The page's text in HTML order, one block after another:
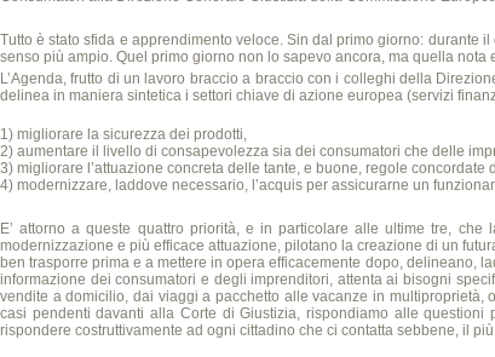
Tutto è stato sfida e apprendimento veloce. Sin dal primo giorno:
senso più ampio. Quel primo giorno non lo sapevo ancora, ma quella nota
L’Agenda, frutto di un lavoro braccio a braccio con i colleghi della
delinea in maniera sintetica i settori chiave di azione europea (servizi
1) migliorare la sicurezza dei prodotti,
2) aumentare il livello di consapevolezza sia dei consumatori che delle
3) migliorare l’attuazione concreta delle tante, e buone, regole concordate
4) modernizzare, laddove necessario, l’acquis per assicurarne un
E’ attorno a queste quattro priorità, e in particolare alle ultime tre,
modernizzazione e più efficace attuazione, pilotano la creazione di un
ben trasporre prima e a mettere in opera efficacemente dopo, delineano,
informazione dei consumatori e degli imprenditori, attenta ai bisogni
vendite a domicilio, dai viaggi a pacchetto alle vacanze in
casi pendenti davanti alla Corte di Giustizia, rispondiamo alle
rispondere costruttivamente ad ogni cittadino che ci contatta sebbene, il